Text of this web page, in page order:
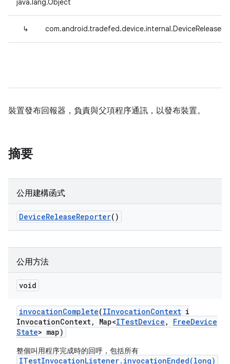
java.lang.Object
↳
裝置發布回報器，負責與父項程序通訊，以發布裝置。
摘要
公用建構函式
DeviceReleaseReporter()
公用方法
void
invocationComplete(IInvocationContext i
InvocationContext, Map<ITestDevice , FreeDevice
State> map)
整個叫用程序完成時的回呼，包括所有
ITestInvocationListener.invocationEnded(long)